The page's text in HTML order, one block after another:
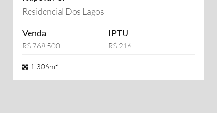
Residencial Dos Lagos
Venda
R$ 768.500
IPTU
R$ 216
1.306m²